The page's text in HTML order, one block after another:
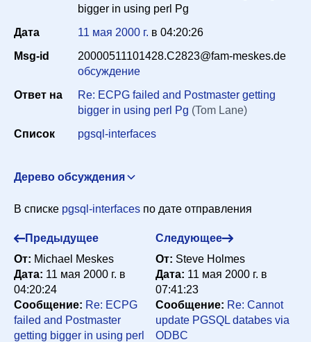
Период
Сортировка
bigger in using perl Pg
Дата
11 мая 2000 г. в 04:20:26
Msg-id
20000511101428.C2823@fam-meskes.de
обсуждение
Ответ на
Re: ECPG failed and Postmaster getting
bigger in using perl Pg (Tom Lane)
Список
pgsql-interfaces
Дерево обсуждения
Pg "S.F. Lee" <sflee_tw@yahoo.com> 9 мая 2000 г. в
perl Pg SAKAIDA Masaaki <sakaida@psn.co.jp>
мая 2000 г. в 02:08:57
Re: ECPG failed and Postmaster getting bigger in
using perl Pg Michael Meskes
<meskes@postgresql.org> 10 мая 2000 г. в 03:49:18
В списке pgsql-interfaces по дате отправления
Предыдущее
От: Michael Meskes
Дата: 11 мая 2000 г. в
04:20:24
Сообщение: Re: ECPG
failed and Postmaster
getting bigger in using perl
Следующее
От: Steve Holmes
Дата: 11 мая 2000 г. в
07:41:23
Сообщение: Re: Cannot
update PGSQL databes via
ODBC